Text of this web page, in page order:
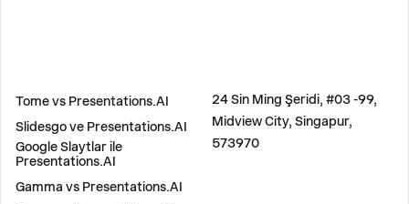
Tome vs Presentations.AI
Slidesgo ve Presentations.AI
Google Slaytlar ile
Presentations.AI
Gamma vs Presentations.AI
24 Sin Ming Şeridi, #03 -99,
Midview City, Singapur,
573970